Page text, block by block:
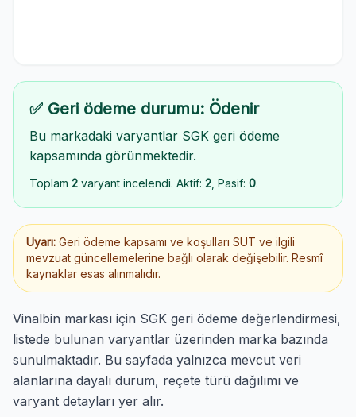
✅ Geri ödeme durumu: Ödenir
Bu markadaki varyantlar SGK geri ödeme
kapsamında görünmektedir.
Toplam 2 varyant incelendi. Aktif: 2 , Pasif: 0.
Uyarı: Geri ödeme kapsamı ve koşulları SUT ve ilgili
mevzuat güncellemelerine bağlı olarak değişebilir. Resmî
kaynaklar esas alınmalıdır.
Vinalbin markası için SGK geri ödeme değerlendirmesi,
listede bulunan varyantlar üzerinden marka bazında
sunulmaktadır. Bu sayfada yalnızca mevcut veri
alanlarına dayalı durum, reçete türü dağılımı ve
varyant detayları yer alır.